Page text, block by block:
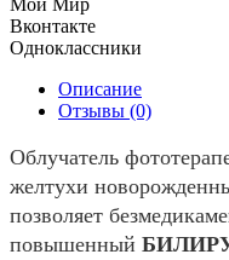
Мой Мир
Вконтакте
Одноклассники
Описание
Отзывы (0)
Облучатель
желтухи
позволяет
повышенный